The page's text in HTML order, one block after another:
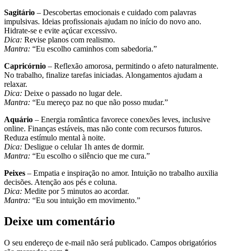
Sagitário – Descobertas emocionais e cuidado com palavras
impulsivas. Ideias profissionais ajudam no início do novo ano.
Hidrate-se e evite açúcar excessivo.
Dica: Revise planos com realismo.
Mantra: “Eu escolho caminhos com sabedoria.”
Capricórnio – Reflexão amorosa, permitindo o afeto naturalmente.
No trabalho, finalize tarefas iniciadas. Alongamentos ajudam a
relaxar.
Dica: Deixe o passado no lugar dele.
Mantra: “Eu mereço paz no que não posso mudar.”
Aquário – Energia romântica favorece conexões leves, inclusive
online. Finanças estáveis, mas não conte com recursos futuros.
Reduza estímulo mental à noite.
Dica: Desligue o celular 1h antes de dormir.
Mantra: “Eu escolho o silêncio que me cura.”
Peixes – Empatia e inspiração no amor. Intuição no trabalho auxilia
decisões. Atenção aos pés e coluna.
Dica: Medite por 5 minutos ao acordar.
Mantra: “Eu sou intuição em movimento.”
Deixe um comentário
O seu endereço de e-mail não será publicado. Campos obrigatórios